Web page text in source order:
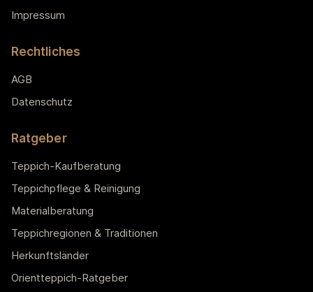
Impressum
Rechtliches
AGB
Datenschutz
Ratgeber
Teppich-Kaufberatung
Teppichpflege & Reinigung
Materialberatung
Teppichregionen & Traditionen
Herkunftsländer
Orientteppich-Ratgeber